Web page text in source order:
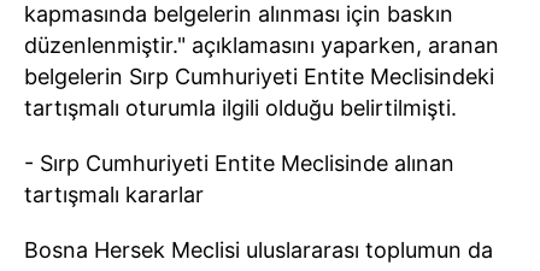
kapmasında belgelerin alınması için baskın
düzenlenmiştir." açıklamasını yaparken, aranan
belgelerin Sırp Cumhuriyeti Entite Meclisindeki
tartışmalı oturumla ilgili olduğu belirtilmişti.
- Sırp Cumhuriyeti Entite Meclisinde alınan
tartışmalı kararlar
Bosna Hersek Meclisi uluslararası toplumun da